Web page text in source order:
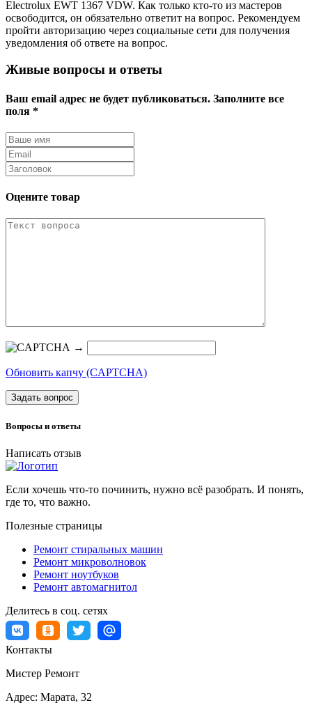
Electrolux EWT 1367 VDW. Как только кто-то из мастеров
освободится, он обязательно ответит на вопрос. Рекомендуем
пройти авторизацию через социальные сети для получения
уведомления об ответе на вопрос.
Живые вопросы и ответы
Ваш email адрес не будет публиковаться. Заполните все
поля *
Оцените товар
→
Обновить капчу (CAPTCHA)
Задать вопрос
Вопросы и ответы
Написать отзыв
Если хочешь что-то починить, нужно всё разобрать. И понять,
где то, что важно.
Полезные страницы
Ремонт стиральных машин
Ремонт микроволновок
Ремонт ноутбуков
Ремонт автомагнитол
Делитесь в соц. сетях
Контакты
Мистер Ремонт
Адрес: Марата, 32